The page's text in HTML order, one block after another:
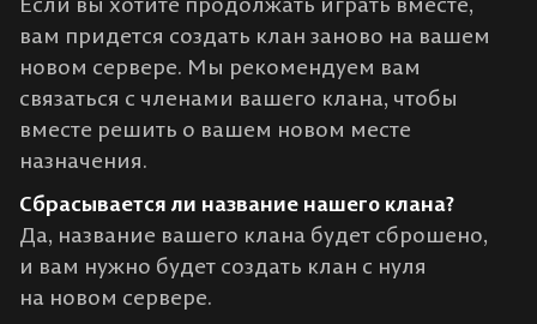
вам придется создать клан заново на вашем
новом сервере. Мы рекомендуем вам
связаться с членами вашего клана, чтобы
вместе решить о вашем новом месте
назначения.
Сбрасывается ли название нашего клана?
Да, название вашего клана будет сброшено,
и вам нужно будет создать клан с нуля
на новом сервере.